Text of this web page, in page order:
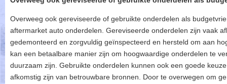
Overweeg ook gereviseerde of gebruikte onderdelen als
aftermarket auto onderdelen. Gereviseerde onderdelen zijn vaak
gedemonteerd en zorgvuldig geïnspecteerd en hersteld om aan
kan een betaalbare manier zijn om hoogwaardige onderdelen te
duurzaam zijn. Gebruikte onderdelen kunnen ook een goede
afkomstig zijn van betrouwbare bronnen. Door te overwegen om